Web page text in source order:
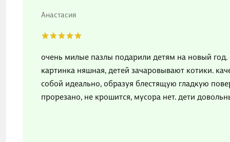
Анастасия
очень милые пазлы подарили детям на новый год.
картинка няшная, детей зачаровывают котики.
собой идеально, образуя блестящую гладкую
прорезано, не крошится, мусора нет. дети